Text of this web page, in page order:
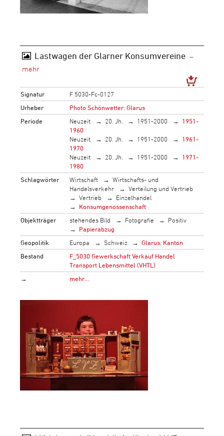
Lastwagen der Glarner Konsumvereine
Signatur
F 5030-Fc-0127
Urheber
Photo Schönwetter: Glarus
Periode
Neuzeit 20. Jh. 1951-2000
1951-
1960
Neuzeit
20. Jh. 1951-2000
1961-
1970
Neuzeit
20. Jh. 1951-2000
1971-
1980
Schlagwörter
Wirtschaft
Wirtschafts- und
Handelsverkehr
Verteilung und Vertrieb
Vertrieb
Einzelhandel
Konsumgenossenschaft
Objektträger
stehendes Bild Fotografie
Positiv
Papierabzug
Geopolitik
Europa Schweiz
Glarus, Kanton
Bestand
F_5030 Gewerkschaft Verkauf Handel
Transport Lebensmittel (VHTL)
→
mehr…